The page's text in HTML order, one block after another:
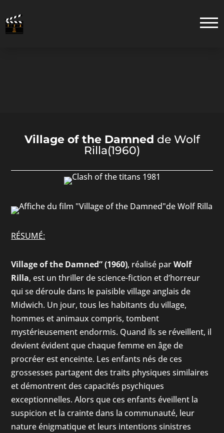
Village of the Damned de Wolf
Rilla(1960)
RÉSUMÉ:
Village of the Damned” (1960), réalisé parWolf
Rilla, est un thriller de science-fiction et d’horreur
qui se déroule dans le paisible village anglais de
Midwich. Un jour, tous les habitants du village,
hommes et animaux compris, tombent
mystérieusement endormis. Quand ils se réveillent, il
devient évident que chaque femme en âge de
procréer est enceinte. Les enfants nés de ces
grossesses partagent des traits physiques similaires
et démontrent des capacités psychiques
exceptionnelles. Alors que ces enfants éveillent la
suspicion et la crainte dans la communauté, leur
nature énigmatique et leurs intentions sinistres